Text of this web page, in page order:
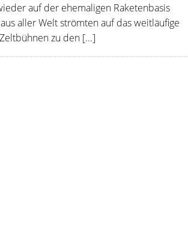
auf der ehemaligen Raketenbasis
aller Welt strömten auf das weitläufige
zu den [...]